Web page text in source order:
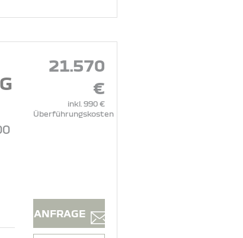
21.570
€
inkl. 990 €
Überführungskosten
ANFRAGE